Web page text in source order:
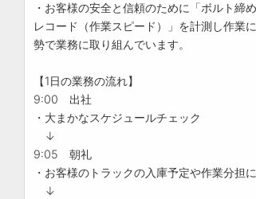
・お客様の安全と信頼のために「ボルト締
レコード（作業スピード）」を計測し作業
勢で業務に取り組んでいます。
【1日の業務の流れ】
9:00 出社
・大まかなスケジュールチェック
↓
9:05 朝礼
・お客様のトラックの入庫予定や作業分担
↓